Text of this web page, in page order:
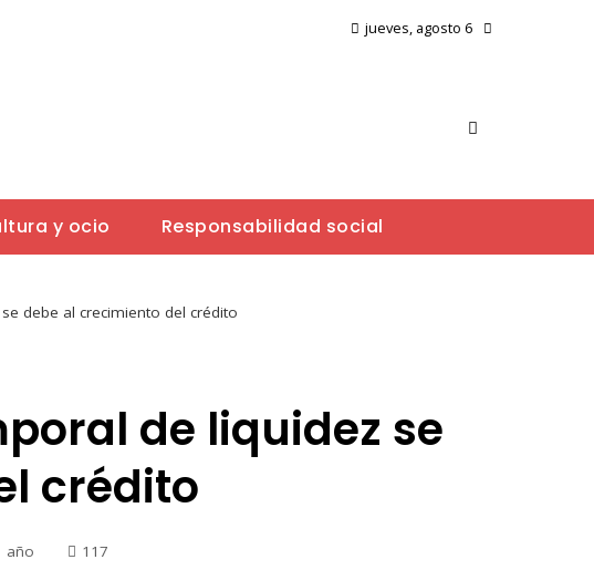
jueves, agosto 6
y ocio Responsabilidad social
debe al crecimiento del crédito
de liquidez se
crédito
año 117